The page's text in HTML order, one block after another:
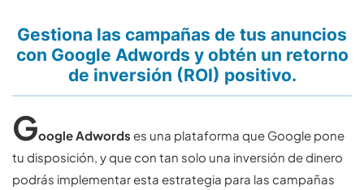
Gestiona las campañas de tus anuncios
con Google Adwords y obtén un retorno
de inversión (ROI) positivo.
Google Adwords es una plataforma que Google pone
tu disposición, y que con tan solo una inversión de dinero
podrás implementar esta estrategia para las campañas